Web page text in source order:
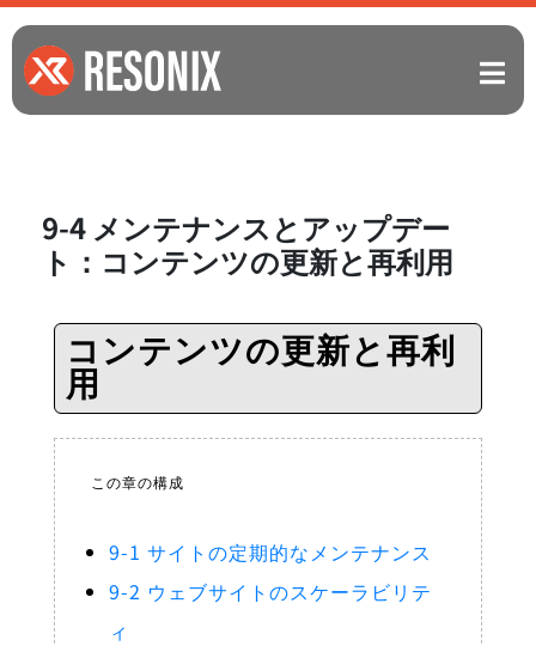
9-4 メンテナンスとアップデー
ト：コンテンツの更新と再利用
コンテンツの更新と再利
用
この章の構成
9-1 サイトの定期的なメンテナンス
9-2 ウェブサイトのスケーラビリテ
ィ